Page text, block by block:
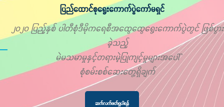
ပြည်ထောင်စုရွေးကောက်ပွဲကော်မရှင်
၂၀၂၀ ပြည့်နှစ် ပါတီစုံဒီမိုကရေစီအထွေထွေရွေးကောက်ပွဲတွင် ဖြစ်ပွား
ခဲ့သည့်
မဲမသမာမှုနှင့်တရားမဲ့ပြုကျင့်မှုများအပေါ်
စုံစမ်းစစ်ဆေးတွေ့ရှိချက်
ဆက်လက်ဖတ်ရှုပါရန်